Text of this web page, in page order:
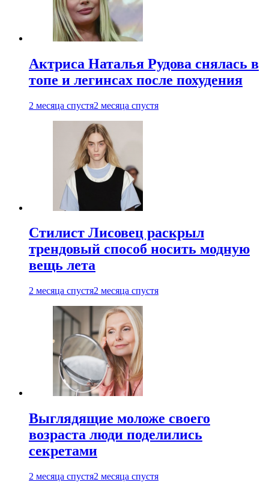
Актриса Наталья Рудова снялась в
топе и легинсах после похудения
2 месяца спустя2 месяца спустя
Стилист Лисовец раскрыл
трендовый способ носить модную
вещь лета
2 месяца спустя2 месяца спустя
Выглядящие моложе своего
возраста люди поделились
секретами
2 месяца спустя2 месяца спустя